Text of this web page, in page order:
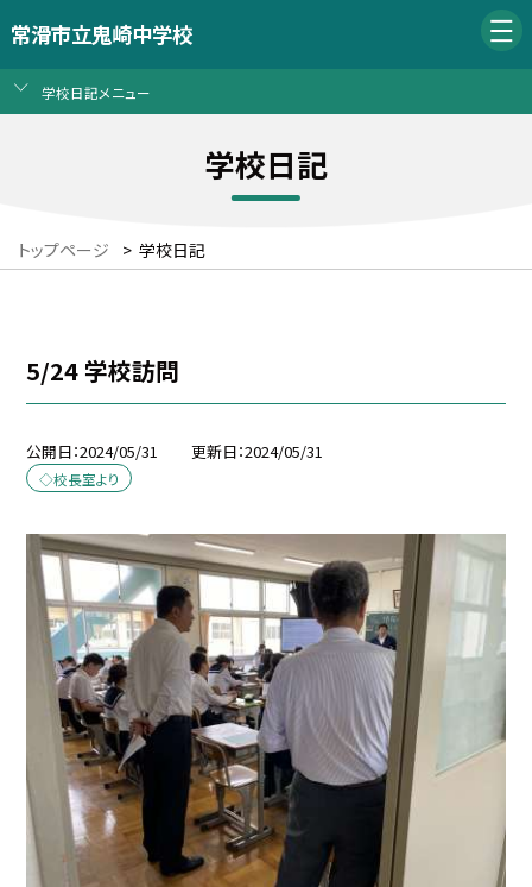
常滑市立鬼崎中学校
学校日記メニュー
学校日記
トップページ > 学校日記
5/24 学校訪問
公開日 2024/05/31 更新日 2024/05/31
◇校長室より